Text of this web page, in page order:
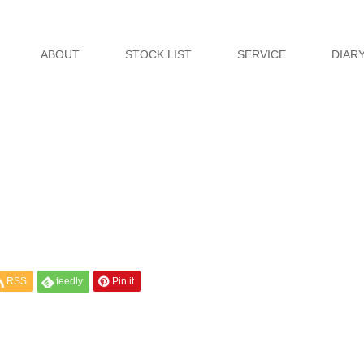
ABOUT STOCK LIST SERVICE
RSS feedly Pin it